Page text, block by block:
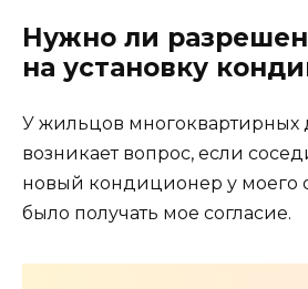
Нужно ли
на установку
У жильцов многоквартирных
возникает вопрос, если
новый кондиционер у моего
было получать мое согласие.